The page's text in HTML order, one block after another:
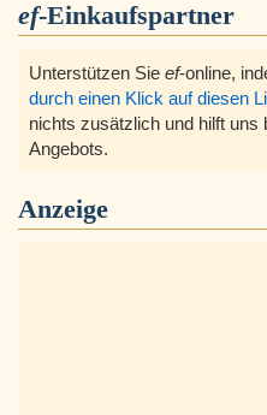
ef-Einkaufspartner
Unterstützen Sie ef-online,
durch einen Klick auf diesen
nichts zusätzlich und hilft uns
Angebots.
Anzeige